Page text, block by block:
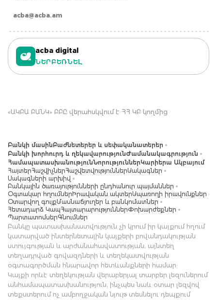
acba@acba.am
acba digital
ՆԵՐԲԵՌՆԵԼ
«ԱԿԲԱ ԲԱՆԿ» ԲԲԸ վերահսկվում է ՀՀ ԿԲ կողմից
Բանկի մասինԲաժնետերեր և սեփականատերեր
Բանկի խորհուրդ և ղեկավարությունԺամանակագրություն
ՀամապատասխանությունՆորություններԿարիերա Ակբայում
ՀայտերՀաշվիչներՀաշվետվություններՍակագներ
Սակագների արխիվ
Բանկային ծառայությունների ընդհանուր պայմաններ
Օգտակար հղումներ Իրավական ակտերՍպառողի իրավունքներ
Օտարվող գույքՄասնաճյուղեր և բանկոմատներ
Հետադարձ ԿապՀայտարարություններՓոխարժեքներ
ՊարտատոմսերԳնումներ
Բանկը պատասխանատվություն չի կրում իր կայքում հղում
կատարված ինտերնետային կայքերի բովանդակության
ստույգության և արժանահավատության, այնտեղ
տեղադրված գովազդների և տեղեկատվության
օգտագործման հնարավոր հետևանքների համար:
Կայքի որևէ տեղեկության վերաբերյալ տարբեր լեզուներում
անհամապատասխանություն, ինչպես նաև օտար լեզվով
տեքստերում ոչ ամբողջական նյութ տեսնելու դեպքում